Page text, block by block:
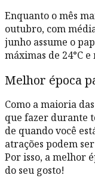
Enquanto o mês
outubro, com
junho assume o
máximas de 24°C e
Melhor época
Como a maioria
que fazer durante
de quando você
atrações podem
Por isso, a melhor
do seu gosto!